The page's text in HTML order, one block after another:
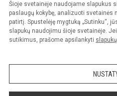
Šioje svetainėje naudojame slapukus
paslaugų kokybę, analizuoti
patirtį. Spustelėję mygtuką „Sutinku“,
slapukų naudojimu šioje svetainėje.
sutikimus, prašome apsilankyti
© 2021. Vilniaus Žygimanto Augusto
Kopijuoti turinį be raštiško
Versija neįgaliesiems